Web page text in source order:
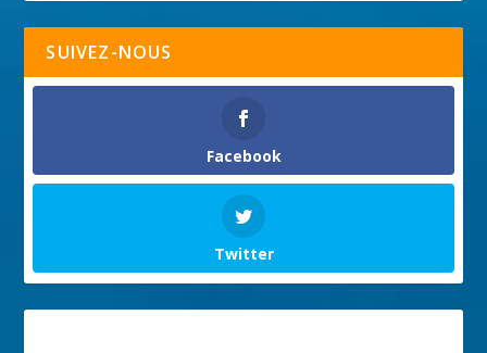
SUIVEZ-NOUS
Facebook
Twitter